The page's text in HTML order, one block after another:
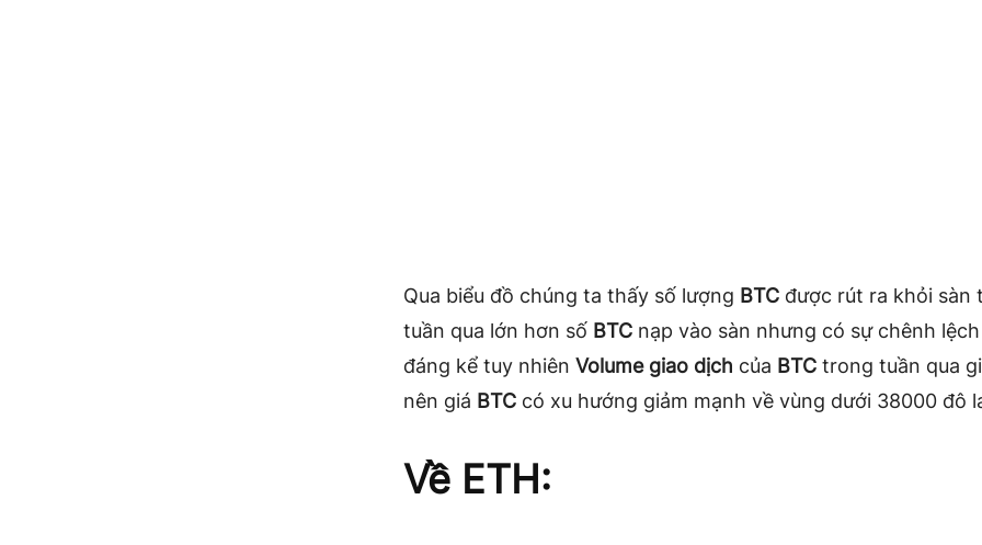
Qua biểu đồ chúng ta thấy số lượng BTC được rút ra khỏi sàn
tuần qua lớn hơn số BTC nạp vào sàn nhưng có sự chênh
đáng kể tuy nhiên Volume giao dịch của BTC trong tuần qua
nên giá BTC có xu hướng giảm mạnh về vùng dưới 38000 đô
Về ETH: